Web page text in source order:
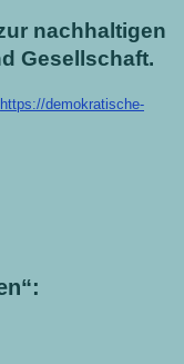
nachhaltigen
Gesellschaft.
https://demokratische-